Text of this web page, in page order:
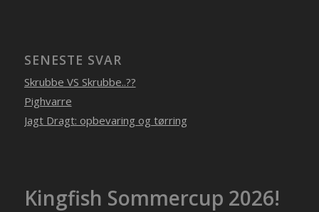
SENESTE SVAR
Skrubbe VS Skrubbe..??
Pighvarre
Jagt Dragt: opbevaring og tørring
Kingfish Sommercup 2026!